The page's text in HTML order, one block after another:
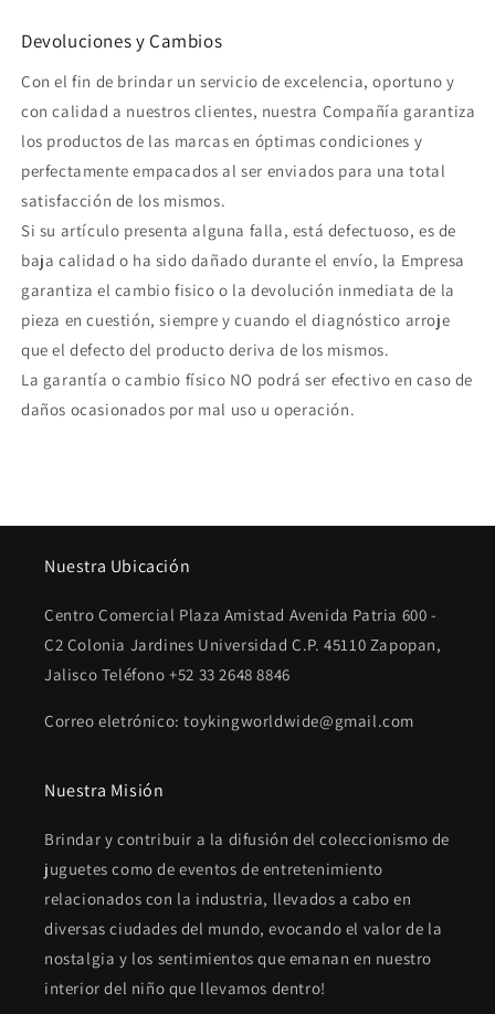
Devoluciones y Cambios
Con el fin de brindar un servicio de excelencia, oportuno y
con calidad a nuestros clientes, nuestra Compañía garantiza
los productos de las marcas en óptimas condiciones y
perfectamente empacados al ser enviados para una total
satisfacción de los mismos.
Si su artículo presenta alguna falla, está defectuoso, es de
baja calidad o ha sido dañado durante el envío, la Empresa
garantiza el cambio fisico o la devolución inmediata de la
pieza en cuestión, siempre y cuando el diagnóstico arroje
que el defecto del producto deriva de los mismos.
La garantía o cambio físico NO podrá ser efectivo en caso de
daños ocasionados por mal uso u operación.
Nuestra Ubicación
Centro Comercial Plaza Amistad Avenida Patria 600 -
C2 Colonia Jardines Universidad C.P. 45110 Zapopan,
Jalisco Teléfono +52 33 2648 8846
Correo eletrónico: toykingworldwide@gmail.com
Nuestra Misión
Brindar y contribuir a la difusión del coleccionismo de
juguetes como de eventos de entretenimiento
relacionados con la industria, llevados a cabo en
diversas ciudades del mundo, evocando el valor de la
nostalgia y los sentimientos que emanan en nuestro
interior del niño que llevamos dentro!